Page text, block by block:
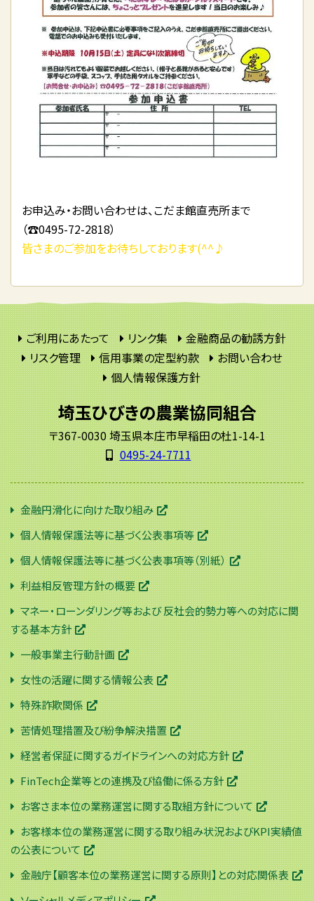
お申込み・お問い合わせは、こだま館直売所まで
（☎0495-72-2818）
皆さまのご参加をお待ちしております(^^♪
ご利用にあたって リンク集
金融商品の勧誘方針
リスク管理
信用事業の定型約款
お問い合わせ
個人情報保護方針
埼玉ひびきの農業協同組合
〒367-0030 埼玉県本庄市早稲田の杜1-14-1
0495-24-7711
金融円滑化に向けた取り組み
個人情報保護法等に基づく公表事項等
個人情報保護法等に基づく公表事項等（別紙）
利益相反管理方針の概要
マネー・ローンダリング等および 反社会的勢力等への対応に関
する基本方針
一般事業主行動計画
女性の活躍に関する情報公表
特殊詐欺関係
苦情処理措置及び紛争解決措置
経営者保証に関するガイドラインへの対応方針
FinTech企業等との連携及び協働に係る方針
お客さま本位の業務運営に関する取組方針について
お客様本位の業務運営に関する取り組み状況およびKPI実績値
の公表について
金融庁【顧客本位の業務運営に関する原則】との対応関係表